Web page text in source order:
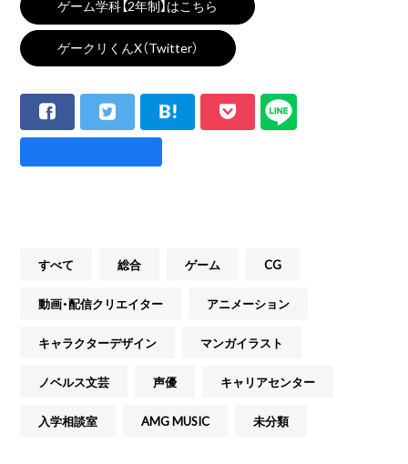
ゲーム学科【2年制】はこちら
ゲークリくんX（Twitter）
すべて 総合 ゲーム CG
動画・配信クリエイター アニメーション
キャラクターデザイン マンガイラスト
ノベルス文芸 声優 キャリアセンター
入学相談室 AMG MUSIC 未分類